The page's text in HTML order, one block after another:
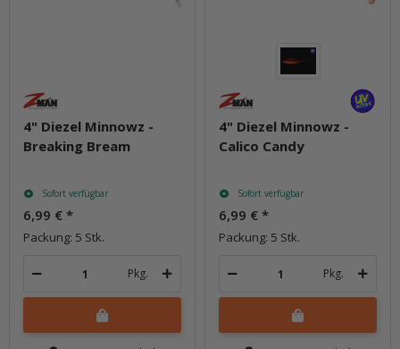
4" Diezel Minnowz -
Breaking Bream
Sofort verfügbar
6,99 € *
Packung: 5 Stk.
Pkg.
4" Diezel Minnowz -
Calico Candy
Sofort verfügbar
6,99 € *
Packung: 5 Stk.
Pkg.